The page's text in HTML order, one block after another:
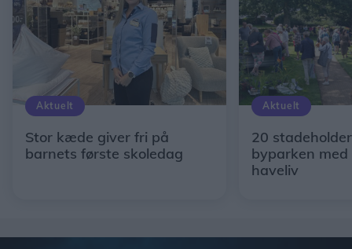
Aktuelt
Stor kæde giver fri på
barnets første skoledag
Aktuelt
20
byparken
haveliv